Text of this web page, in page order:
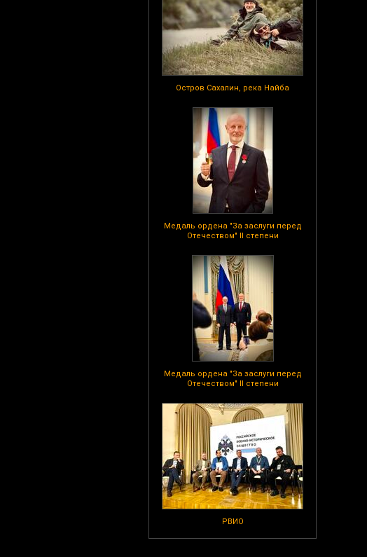
Остров Сахалин, река Найба
Медаль ордена "За заслуги перед
Отечеством" II степени
Медаль ордена "За заслуги перед
Отечеством" II степени
РВИО